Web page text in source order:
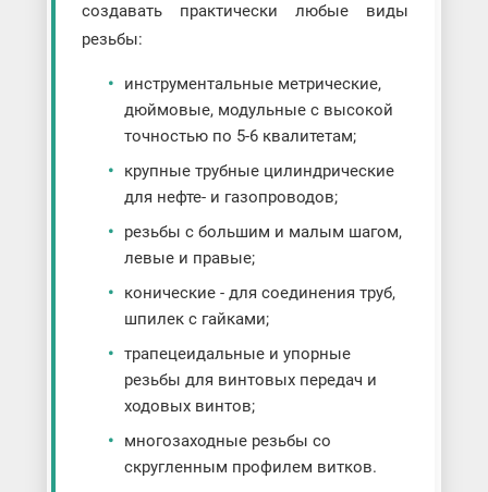
создавать практически любые виды
резьбы:
инструментальные метрические,
дюймовые, модульные с высокой
точностью по 5-6 квалитетам;
крупные трубные цилиндрические
для нефте- и газопроводов;
резьбы с большим и малым шагом,
левые и правые;
конические - для соединения труб,
шпилек с гайками;
трапецеидальные и упорные
резьбы для винтовых передач и
ходовых винтов;
многозаходные резьбы со
скругленным профилем витков.